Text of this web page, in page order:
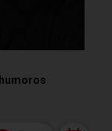
humoros